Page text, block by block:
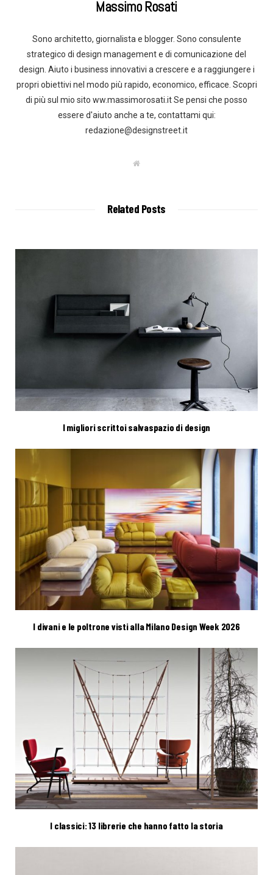
Massimo Rosati
Sono architetto, giornalista e blogger. Sono consulente
strategico di design management e di comunicazione del
design. Aiuto i business innovativi a crescere e a raggiungere i
propri obiettivi nel modo più rapido, economico, efficace. Scopri
di più sul mio sito ww.massimorosati.it Se pensi che posso
essere d'aiuto anche a te, contattami qui:
redazione@designstreet.it
W
Related Posts
I migliori scrittoi salvaspazio di design
I divani e le poltrone visti alla Milano Design Week 2026
I classici: 13 librerie che hanno fatto la storia